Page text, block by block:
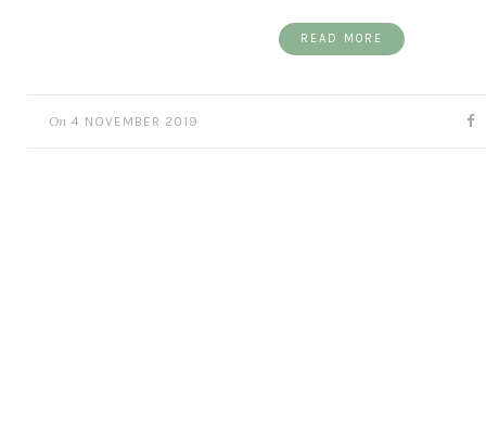
READ MORE
On 4 NOVEMBER 2019